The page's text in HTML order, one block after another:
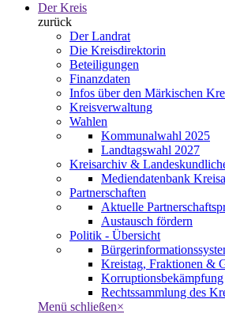
Der Kreis
zurück
Der Landrat
Die Kreisdirektorin
Beteiligungen
Finanzdaten
Infos über den Märkischen
Kreisverwaltung
Wahlen
Kommunalwahl 2025
Landtagswahl 2027
Kreisarchiv &
Mediendatenbank
Partnerschaften
Aktuelle
Austausch fördern
Politik - Übersicht
Kreistag, Fraktionen &
Korruptionsbekämpfung
Rechtssammlung des
Menü schließen×